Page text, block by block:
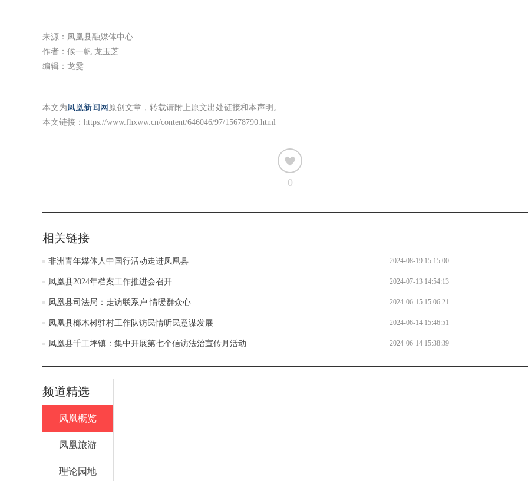
来源：凤凰县融媒体中心
作者：候一帆 龙玉芝
编辑：龙雯
本文为凤凰新闻网 原创文章，转载请附上原文出处链接和本声明。
本文链接： https://www.fhxww.cn/content/646046/97/15678790.html
0
相关链接
非洲青年媒体人中国行活动走进凤凰县 2024-08-19 15:15:00
凤凰县2024年档案工作推进会召开 2024-07-13 14:54:13
凤凰县司法局：走访联系户 情暖群众心 2024-06-15 15:06:21
凤凰县榔木树驻村工作队访民情听民意谋发展 2024-06-14 15:46:51
凤凰县千工坪镇：集中开展第七个信访法治宣传月活动 2024-06-14 15:38:39
频道精选
凤凰概览
凤凰旅游
理论园地